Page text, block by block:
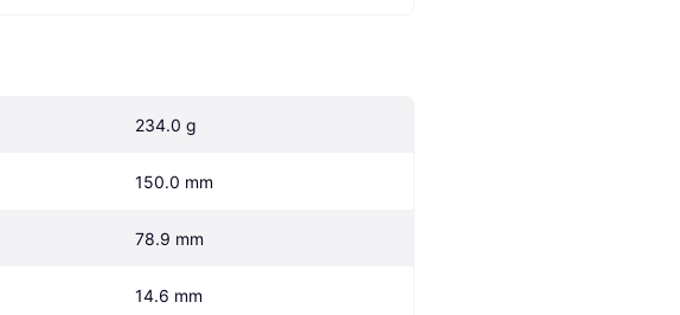
234.0 g
150.0 mm
78.9 mm
14.6 mm